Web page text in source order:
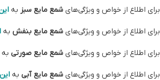
برای اطلاع از خواص و ویژگی‌های شمع مایع سبز به
برای اطلاع از خواص و ویژگی‌های شمع مایع بنفش به
برای اطلاع از خواص و ویژگی‌های شمع مایع صورتی به
برای اطلاع از خواص و ویژگی‌های شمع مایع آبی به